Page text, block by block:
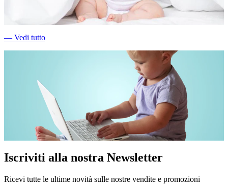
― Vedi tutto
Iscriviti alla nostra Newsletter
Ricevi tutte le ultime novità sulle nostre vendite e promozioni